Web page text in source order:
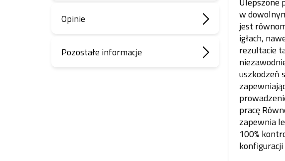
Opinie
Pozostałe informacje
w
jest
igłach,
rezultacie
uszkodzeń
pracę
zapewnia
100%